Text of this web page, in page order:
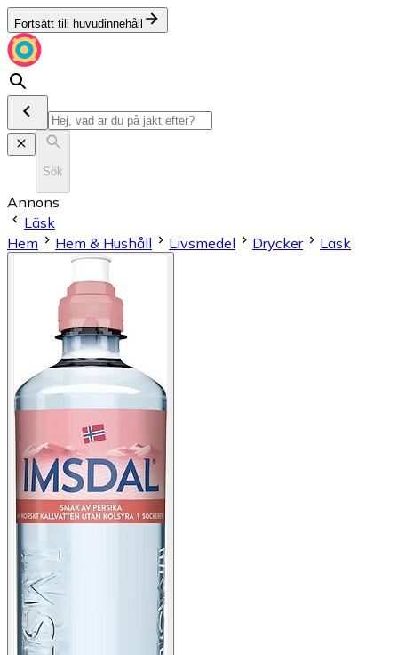
Fortsätt till huvudinnehåll
Sök
Annons
Läsk
Hem
Hem & Hushåll Livsmedel Drycker Läsk